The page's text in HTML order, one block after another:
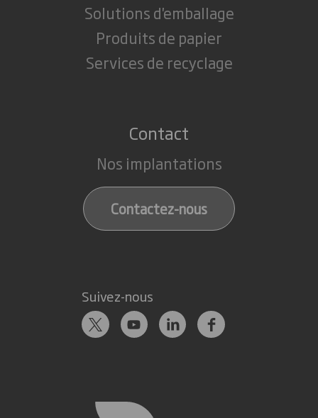
Solutions d'emballage
Produits de papier
Services de recyclage
Contact
Nos implantations
Contactez-nous
Suivez-nous